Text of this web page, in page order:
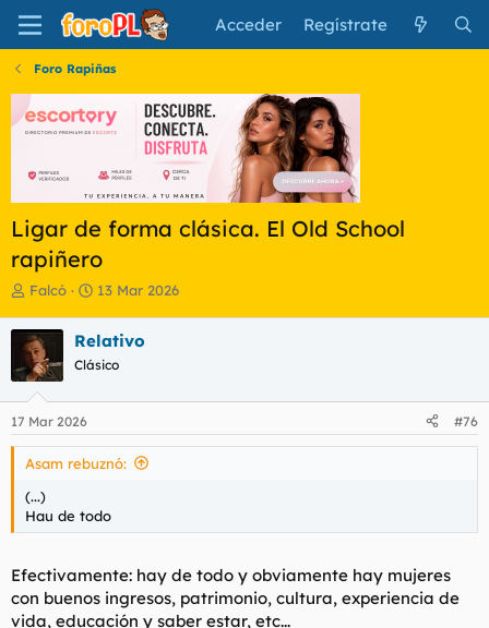
Acceder Regístrate
Foro Rapiñas
Ligar de forma clásica. El Old School
rapiñero
I
i
c
i
a
d
o
r
d
l
t
a
Falcó
F
h
a
e
n
i
o
13 Mar 2026
Relativo
Clásico
17 Mar 2026 #76
Asam rebuznó:
(...)
Hau de todo
Efectivamente: hay de todo y obviamente hay mujeres
con buenos ingresos, patrimonio, cultura, experiencia de
vida, educación y saber estar, etc...